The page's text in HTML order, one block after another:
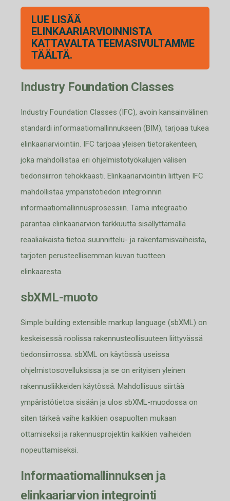
LUE LISÄÄ
ELINKAARIARVIOINNISTA
KATTAVALTA TEEMASIVULTAMME
TÄÄLTÄ.
Industry Foundation Classes
Industry Foundation Classes (IFC), avoin kansainvälinen
standardi informaatiomallinnukseen (BIM), tarjoaa tukea
elinkaariarviointiin. IFC tarjoaa yleisen tietorakenteen,
joka mahdollistaa eri ohjelmistotyökalujen välisen
tiedonsiirron tehokkaasti. Elinkaariarviointiin liittyen IFC
mahdollistaa ympäristötiedon integroinnin
informaatiomallinnusprosessiin. Tämä integraatio
parantaa elinkaariarvion tarkkuutta sisällyttämällä
reaaliaikaista tietoa suunnittelu- ja rakentamisvaiheista,
tarjoten perusteellisemman kuvan tuotteen
elinkaaresta.
sbXML-muoto
Simple building extensible markup language (sbXML) on
keskeisessä roolissa rakennusteollisuuteen liittyvässä
tiedonsiirrossa. sbXML on käytössä useissa
ohjelmistosovelluksissa ja se on erityisen yleinen
rakennusliikkeiden käytössä. Mahdollisuus siirtää
ympäristötietoa sisään ja ulos sbXML-muodossa on
siten tärkeä vaihe kaikkien osapuolten mukaan
ottamiseksi ja rakennusprojektin kaikkien vaiheiden
nopeuttamiseksi.
Informaatiomallinnuksen ja
elinkaariarvion integrointi